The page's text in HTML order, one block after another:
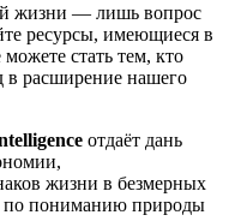
жизни — лишь вопрос
ресурсы, имеющиеся в
стать тем, кто
в расширение нашего
отдаёт дань
жизни в безмерных
по пониманию природы